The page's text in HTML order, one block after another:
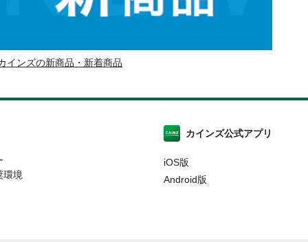
インズの新商品・新着商品
環境
カインズ公式アプリ
iOS版
Android版